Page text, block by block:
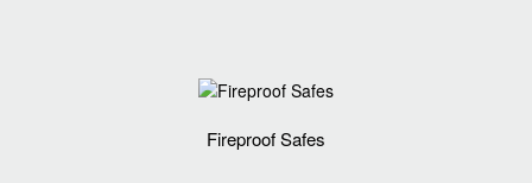
Fireproof Safes